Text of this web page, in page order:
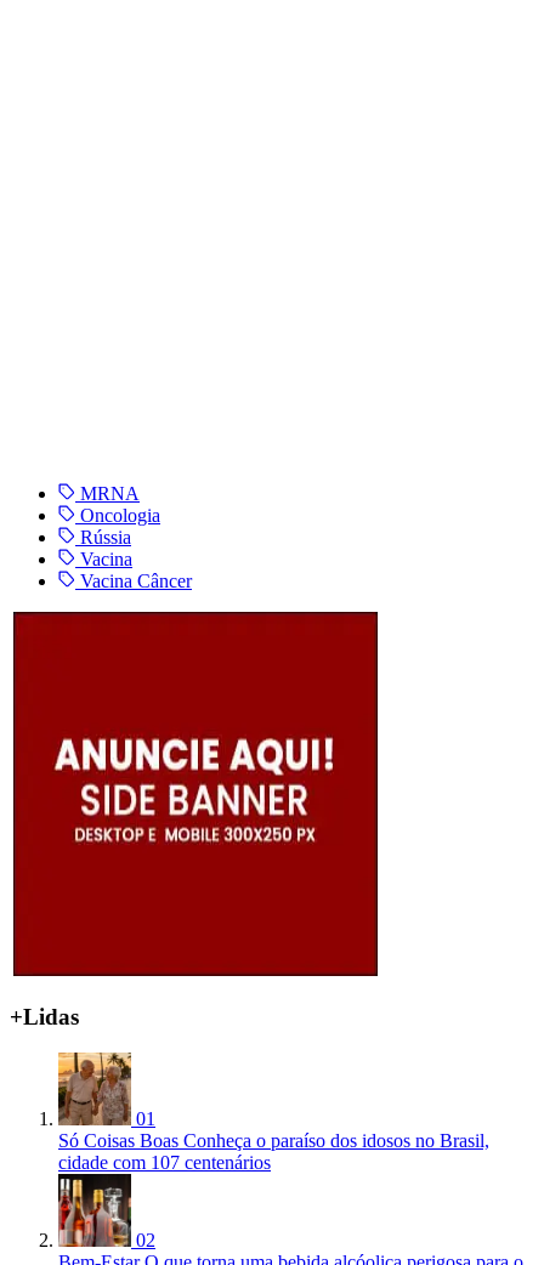
MRNA
Oncologia
Rússia
Vacina
Vacina Câncer
+Lidas
01
Só Coisas Boas Conheça o paraíso dos idosos no Brasil,
cidade com 107 centenários
02